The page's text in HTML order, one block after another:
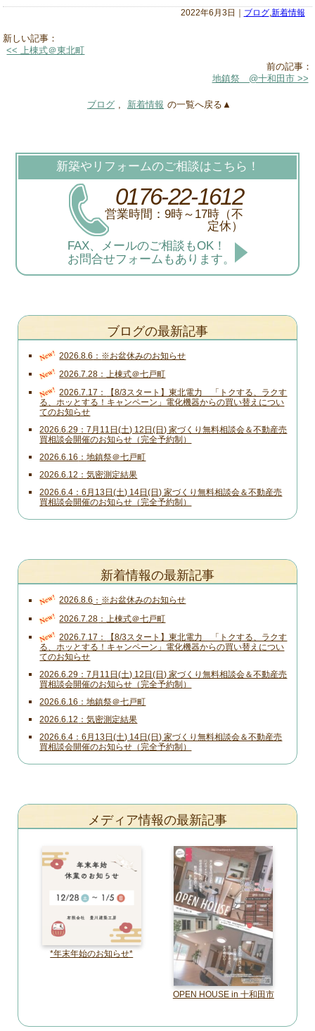
2022年6月3日｜ ブログ, 新着情報
新しい記事：
<< 上棟式＠東北町
前の記事：
地鎮祭 @十和田市 >>
ブログ 新着情報 の一覧へ戻る▲
新築やリフォームのご相談はこちら！
0176-22-1612
営業時間：9時～17時（不
定休）
FAX、メールのご相談もOK！
お問合せフォームもあります。
ブログの最新記事
New! 2026.8.6 ※お盆休みのお知らせ
New! 2026.7.28 上棟式＠七戸町
New! 2026.7.17
【8/3スタート】東北電力 「トクする、ラクす
る、ホッとする！キャンペーン」電化機器からの買い替えについ
てのお知らせ
2026.6.29
7月11日(土) 12日(日) 家づくり無料相談会＆不動産売
買相談会開催のお知らせ（完全予約制）
2026.6.16 地鎮祭＠七戸町
2026.6.12 気密測定結果
2026.6.4
6月13日(土) 14日(日) 家づくり無料相談会＆不動産売
買相談会開催のお知らせ（完全予約制）
新着情報の最新記事
New! 2026.8.6 ※お盆休みのお知らせ
New! 2026.7.28 上棟式＠七戸町
New! 2026.7.17
【8/3スタート】東北電力 「トクする、ラクす
る、ホッとする！キャンペーン」電化機器からの買い替えについ
てのお知らせ
2026.6.29
7月11日(土) 12日(日) 家づくり無料相談会＆不動産売
買相談会開催のお知らせ（完全予約制）
2026.6.16 地鎮祭＠七戸町
2026.6.12 気密測定結果
2026.6.4
6月13日(土) 14日(日) 家づくり無料相談会＆不動産売
買相談会開催のお知らせ（完全予約制）
メディア情報の最新記事
*年末年始のお知らせ*
OPEN HOUSE in 十和田市